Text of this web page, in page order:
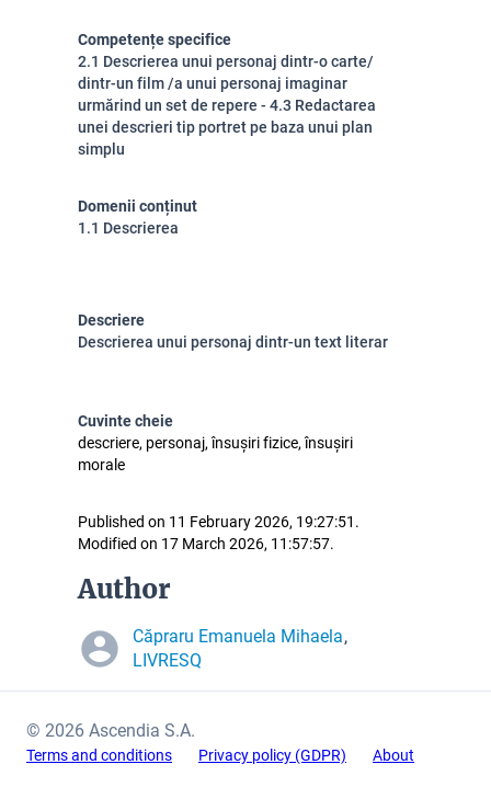
Competențe specifice
2.1 Descrierea unui personaj dintr-o carte/
dintr-un film /a unui personaj imaginar
urmărind un set de repere - 4.3 Redactarea
unei descrieri tip portret pe baza unui plan
simplu
Domenii conținut
1.1 Descrierea
Descriere
Descrierea unui personaj dintr-un text literar
Cuvinte cheie
descriere, personaj, însușiri fizice, însușiri
morale
Published on 11 February 2026, 19:27:51.
Modified on 17 March 2026, 11:57:57.
Author
Căpraru Emanuela Mihaela,
LIVRESQ
© 2026 Ascendia S.A.
Terms and conditions Privacy policy (GDPR) About